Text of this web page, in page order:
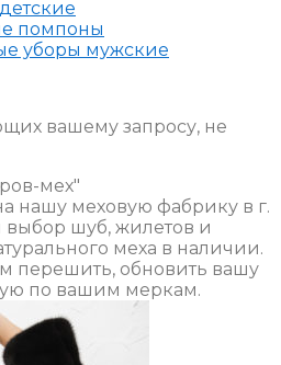
помпоны
уборы мужские
вашему запросу, не
мех"
нашу меховую фабрику в г.
шуб, жилетов и
меха в наличии.
перешить, обновить вашу
по вашим меркам.